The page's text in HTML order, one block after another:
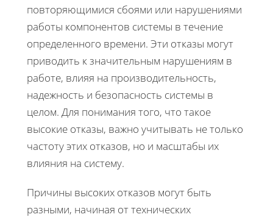
повторяющимися сбоями или нарушениями
работы компонентов системы в течение
определенного времени. Эти отказы могут
приводить к значительным нарушениям в
работе, влияя на производительность,
надежность и безопасность системы в
целом. Для понимания того, что такое
высокие отказы, важно учитывать не только
частоту этих отказов, но и масштабы их
влияния на систему.
Причины высоких отказов могут быть
разными, начиная от технических